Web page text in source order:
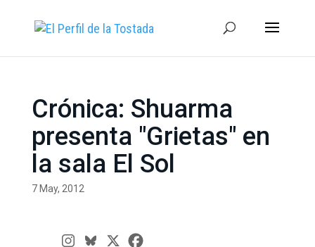
Crónica: Shuarma
presenta "Grietas" en
la sala El Sol
7 May, 2012